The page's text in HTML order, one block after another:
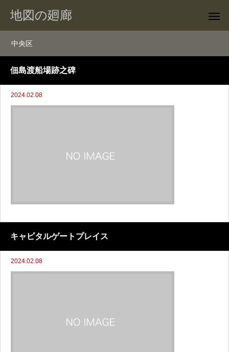
地図の廻廊
中央区
佃島渡船場跡之碑
2024.02.08
キャピタルゲートプレイス
2024.02.08